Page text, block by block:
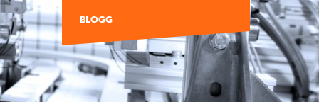
BLOGG